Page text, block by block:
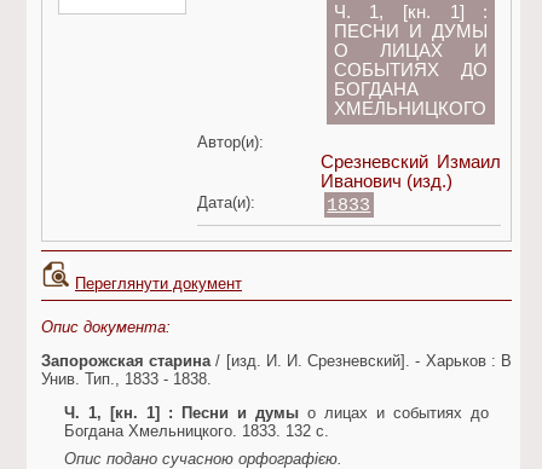
Ч. 1, [кн. 1] :
ПЕСНИ И ДУМЫ
О ЛИЦАХ И
СОБЫТИЯХ ДО
БОГДАНА
ХМЕЛЬНИЦКОГО
Автор(и):
Срезневский Измаил
Иванович (изд.)
Дата(и): 1833
Переглянути документ
Опис документа:
Запорожская старина / [изд. И. И. Срезневский]. - Харьков : В
Унив. Тип., 1833 - 1838.
Ч. 1, [кн. 1]
: Песни и думыо лицах и событиях до
Богдана Хмельницкого. 1833. 132 c.
Опис подано сучасною орфографією.